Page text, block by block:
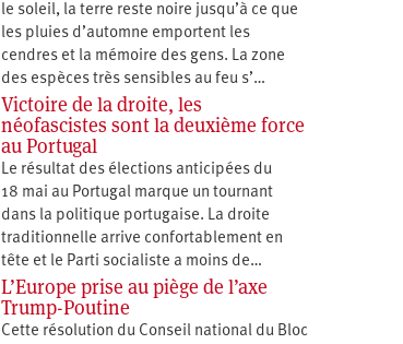
le soleil, la terre reste noire jusqu’à ce que
les pluies d’automne emportent les
cendres et la mémoire des gens. La zone
des espèces très sensibles au feu s’…
Victoire de la droite, les
néofascistes sont la deuxième force
au Portugal
Le résultat des élections anticipées du
18 mai au Portugal marque un tournant
dans la politique portugaise. La droite
traditionnelle arrive confortablement en
tête et le Parti socialiste a moins de…
L’Europe prise au piège de l’axe
Trump-Poutine
Cette résolution du Conseil national du Bloc